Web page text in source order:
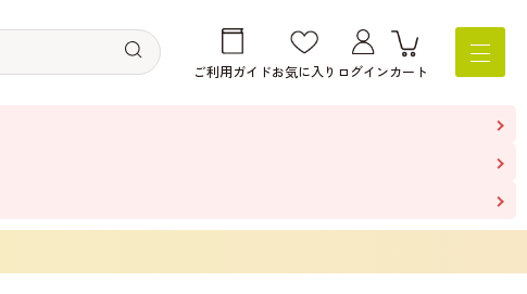
ご利用ガイドお気に入り ログインカート